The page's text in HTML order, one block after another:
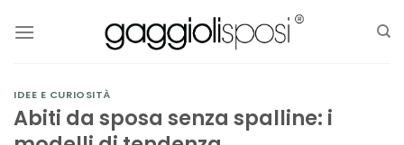
IDEE E CURIOSITÀ
Abiti da sposa senza spalline: i